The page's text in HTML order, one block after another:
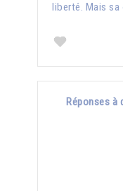
liberté. Mais
Réponses à